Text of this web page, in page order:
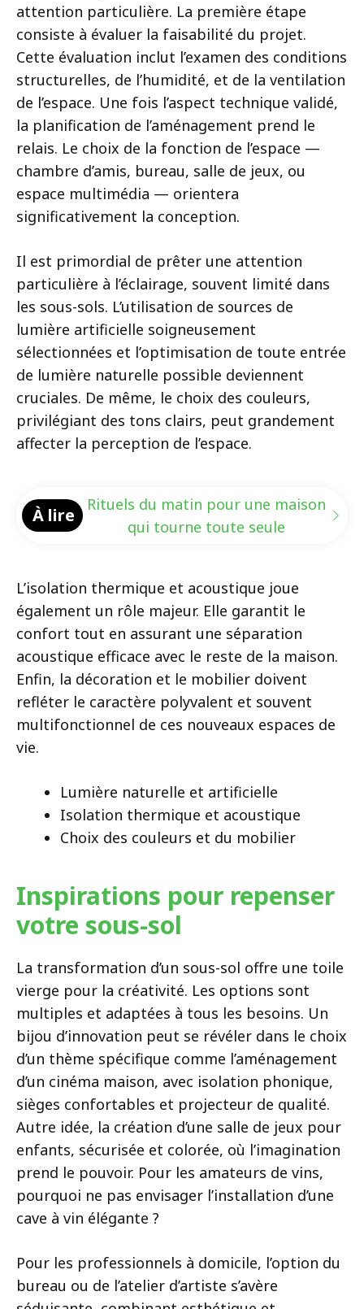
attention particulière. La première étape
consiste à évaluer la faisabilité du projet.
Cette évaluation inclut l’examen des conditions
structurelles, de l’humidité, et de la ventilation
de l’espace. Une fois l’aspect technique validé,
la planification de l’aménagement prend le
relais. Le choix de la fonction de l’espace —
chambre d’amis, bureau, salle de jeux, ou
espace multimédia — orientera
significativement la conception.
Il est primordial de prêter une attention
particulière à l’éclairage, souvent limité dans
les sous-sols. L’utilisation de sources de
lumière artificielle soigneusement
sélectionnées et l’optimisation de toute entrée
de lumière naturelle possible deviennent
cruciales. De même, le choix des couleurs,
privilégiant des tons clairs, peut grandement
affecter la perception de l’espace.
À lire
Rituels du matin pour une maison
qui tourne toute seule
L’isolation thermique et acoustique joue
également un rôle majeur. Elle garantit le
confort tout en assurant une séparation
acoustique efficace avec le reste de la maison.
Enfin, la décoration et le mobilier doivent
refléter le caractère polyvalent et souvent
multifonctionnel de ces nouveaux espaces de
vie.
Lumière naturelle et artificielle
Isolation thermique et acoustique
Choix des couleurs et du mobilier
Inspirations pour repenser
votre sous-sol
La transformation d’un sous-sol offre une toile
vierge pour la créativité. Les options sont
multiples et adaptées à tous les besoins. Un
bijou d’innovation peut se révéler dans le choix
d’un thème spécifique comme l’aménagement
d’un cinéma maison, avec isolation phonique,
sièges confortables et projecteur de qualité.
Autre idée, la création d’une salle de jeux pour
enfants, sécurisée et colorée, où l’imagination
prend le pouvoir. Pour les amateurs de vins,
pourquoi ne pas envisager l’installation d’une
cave à vin élégante ?
Pour les professionnels à domicile, l’option du
bureau ou de l’atelier d’artiste s’avère